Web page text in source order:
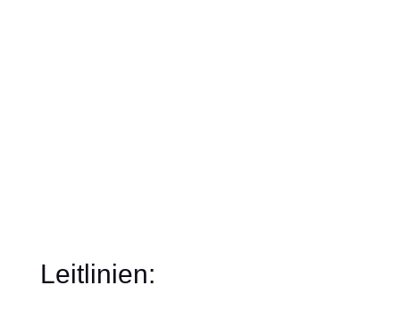
Leitlinien: